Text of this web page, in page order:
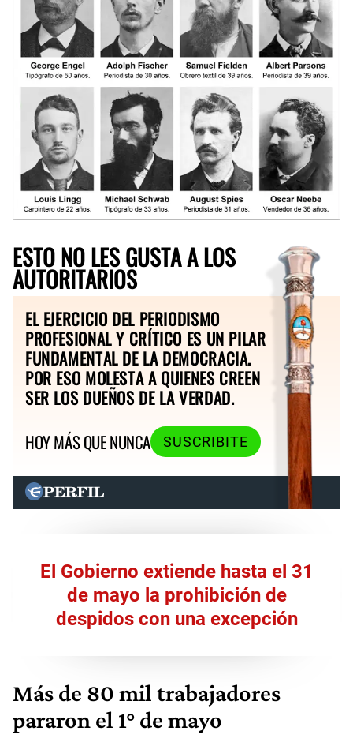
ESTO NO LES GUSTA A LOS
AUTORITARIOS
EL EJERCICIO DEL PERIODISMO
PROFESIONAL Y CRÍTICO ES UN PILAR
FUNDAMENTAL DE LA DEMOCRACIA.
POR ESO MOLESTA A QUIENES CREEN
SER LOS DUEÑOS DE LA VERDAD.
HOY MÁS QUE NUNCA
SUSCRIBITE
El Gobierno extiende hasta el 31
de mayo la prohibición de
despidos con una excepción
Más de 80 mil trabajadores
pararon el 1° de mayo